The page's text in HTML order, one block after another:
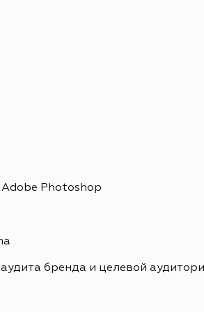
Photoshop
бренда и целевой